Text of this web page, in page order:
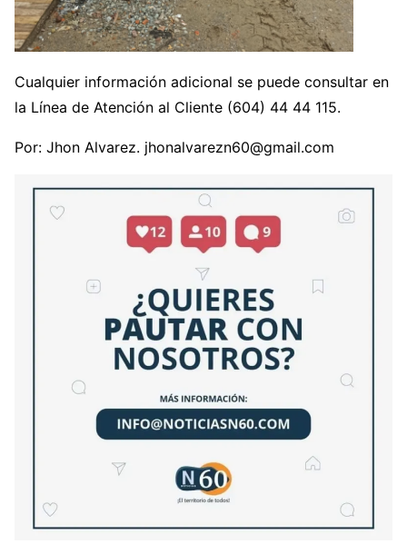
Cualquier información adicional se puede consultar en
la Línea de Atención al Cliente (604) 44 44 115.
Por: Jhon Alvarez. jhonalvarezn60@gmail.com